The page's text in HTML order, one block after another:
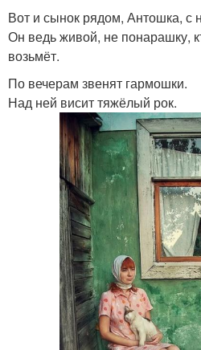
Вот и сынок рядом, Антошка, с
Он ведь живой, не понарашку,
возьмёт.
По вечерам звенят гармошки.
Над ней висит тяжёлый рок.